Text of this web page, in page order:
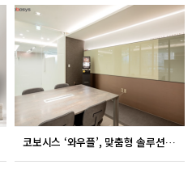
코보시스 ‘와우플’, 맞춤형 솔루션 제공하며 공공문화시설에 도입 급증